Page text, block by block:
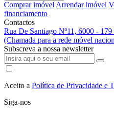
Comprar imóvel Arrendar imóvel
financiamento
Contactos
Rua De Santiago Nº11, 6000 -
(Chamada para a rede móvel
Subscreva a nossa newsletter
Aceito a Política de Privacidade e
Siga-nos